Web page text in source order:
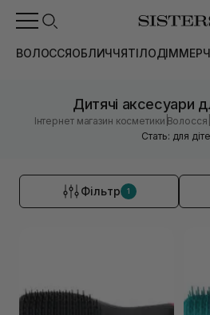
ВОЛОССЯОБЛИЧЧЯТІЛОДІММЕРЧ
Дитячі аксесуари
Інтернет магазин косметики |Волосся
Стать: для
Фільтр 1